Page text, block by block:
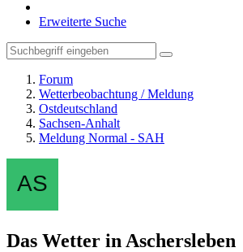
Erweiterte Suche
Forum
Wetterbeobachtung / Meldung
Ostdeutschland
Sachsen-Anhalt
Meldung Normal - SAH
Das Wetter in Aschersleben